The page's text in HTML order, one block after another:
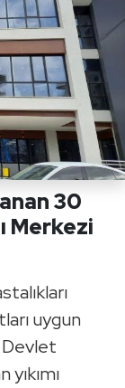
30
Merkezi
uygun
Devlet